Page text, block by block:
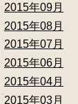
2015年09月
2015年08月
2015年07月
2015年06月
2015年04月
2015年03月